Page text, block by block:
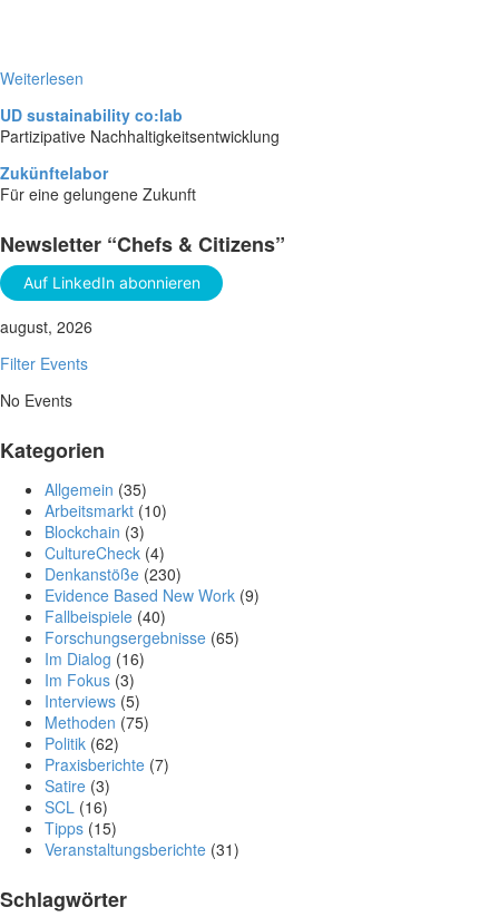
Weiterlesen
UD sustainability co:lab
Partizipative Nachhaltigkeitsentwicklung
Zukünftelabor
Für eine gelungene Zukunft
Newsletter “Chefs & Citizens”
Auf LinkedIn abonnieren
august, 2026
Filter Events
No Events
Kategorien
Allgemein (35)
Arbeitsmarkt (10)
Blockchain (3)
CultureCheck (4)
Denkanstöße (230)
Evidence Based New Work (9)
Fallbeispiele (40)
Forschungsergebnisse (65)
Im Dialog (16)
Im Fokus (3)
Interviews (5)
Methoden (75)
Politik (62)
Praxisberichte (7)
Satire (3)
SCL (16)
Tipps (15)
Veranstaltungsberichte (31)
Schlagwörter